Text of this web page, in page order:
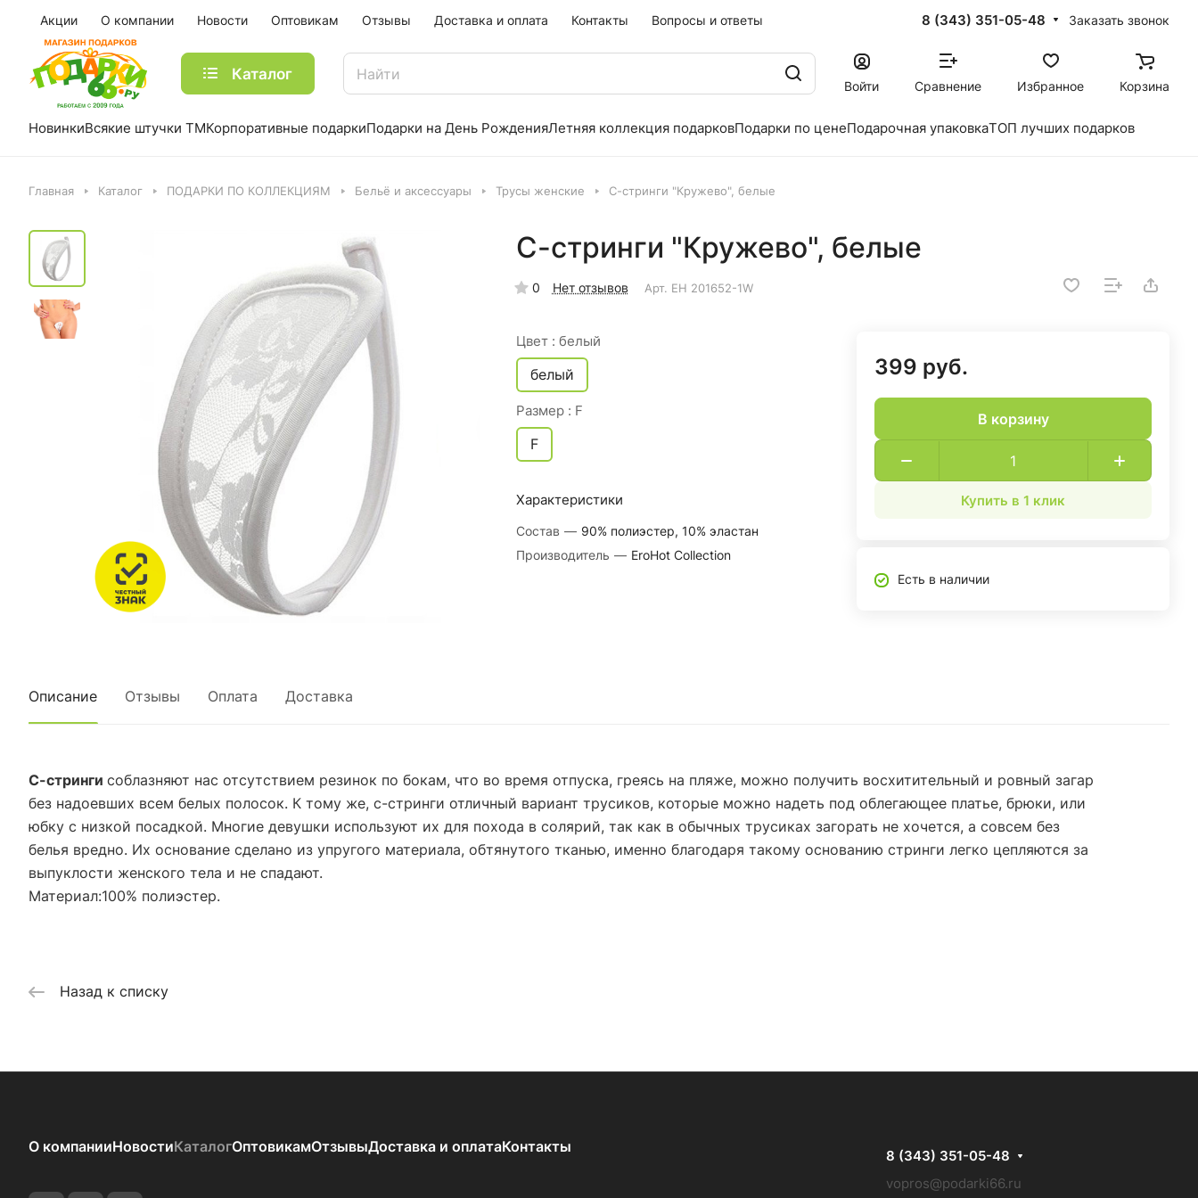
Акции О компании Новости Оптовикам Отзывы Доставка и оплата Контакты Вопросы и ответы 8 (343) 351-05-48 Заказать звонок
Каталог
Войти Сравнение Избранное Корзина
НовинкиВсякие штучки ТМКорпоративные подаркиПодарки на День РожденияЛетняя коллекция подарковПодарки по ценеПодарочная упаковкаТОП лучших подарков
Главная Каталог ПОДАРКИ ПО КОЛЛЕКЦИЯМ Бельё и аксессуары Трусы женские С-стринги "Кружево", белые
С-стринги "Кружево", белые
0 Нет отзывов Арт. EH 201652-1W
Цвет : белый
белый
Размер : F
F
Характеристики
Состав — 90% полиэстер, 10% эластан
Производитель — EroHot Collection
399 руб.
В корзину
Купить в 1 клик
Есть в наличии
Описание Отзывы Оплата Доставка
С-стринги соблазняют нас отсутствием резинок по бокам, что во время отпуска, греясь на пляже, можно получить восхитительный и ровный загар
без надоевших всем белых полосок. К тому же, с-стринги отличный вариант трусиков, которые можно надеть под облегающее платье, брюки, или
юбку с низкой посадкой. Многие девушки используют их для похода в солярий, так как в обычных трусиках загорать не хочется, а совсем без
белья вредно. Их основание сделано из упругого материала, обтянутого тканью, именно благодаря такому основанию стринги легко цепляются за
выпуклости женского тела и не спадают.
Материал:100% полиэстер.
Назад к списку
О компанииНовостиКаталогОптовикамОтзывыДоставка и оплатаКонтакты
8 (343) 351-05-48
vopros@podarki66.ru